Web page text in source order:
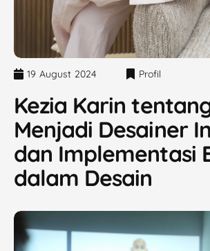
19 August 2024 Profil
Kezia Karin
Menjadi Desainer
dan Implementasi
dalam Desain